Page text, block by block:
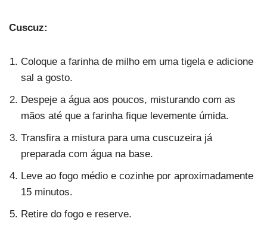
Cuscuz:
Coloque a farinha de milho em uma tigela e adicione
sal a gosto.
Despeje a água aos poucos, misturando com as
mãos até que a farinha fique levemente úmida.
Transfira a mistura para uma cuscuzeira já
preparada com água na base.
Leve ao fogo médio e cozinhe por aproximadamente
15 minutos.
Retire do fogo e reserve.